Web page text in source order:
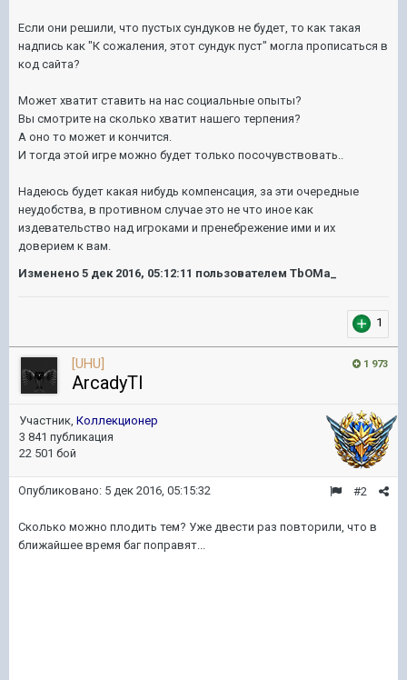
Если они решили, что пустых сундуков не будет, то как такая
надпись как "К сожаления, этот сундук пуст" могла прописаться в
код сайта?
Может хватит ставить на нас социальные опыты?
Вы смотрите на сколько хватит нашего терпения?
А оно то может и кончится.
И тогда этой игре можно будет только посочувствовать..
Надеюсь будет какая нибудь компенсация, за эти очередные
неудобства, в противном случае это не что иное как
издевательство над игроками и пренебрежение ими и их
доверием к вам.
Изменено 5 дек 2016, 05:12:11 пользователем TbOMa_
1
1 973
[UHU]
ArcadyTI
Участник, Коллекционер
3 841 публикация
22 501 бой
#2
Опубликовано: 5 дек 2016, 05:15:32
Сколько можно плодить тем? Уже двести раз повторили, что в
ближайшее время баг поправят...